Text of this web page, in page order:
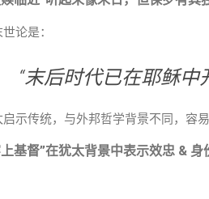
论是：
“末后时代已在耶稣中
示传统，与外邦哲学背景不同，容易
基督”在犹太背景中表示效忠 & 身